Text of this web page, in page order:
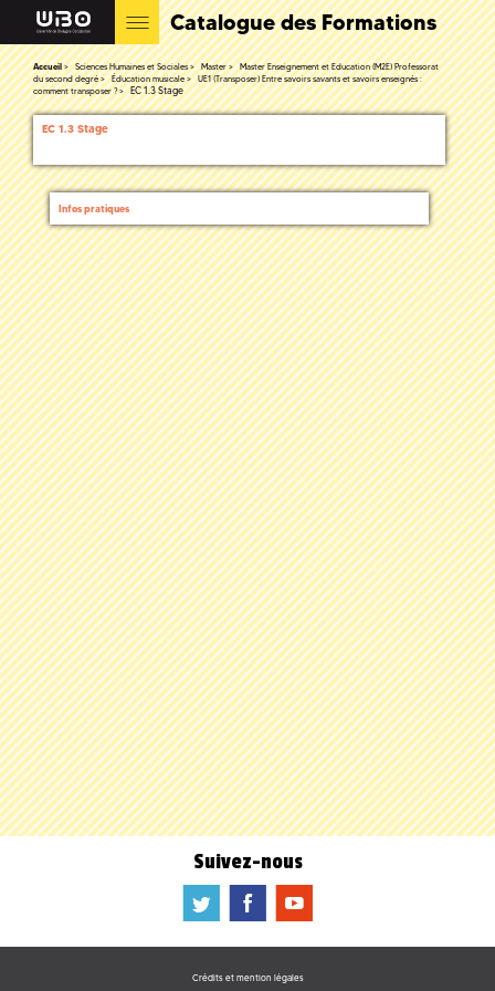
Catalogue des Formations
Accueil Sciences Humaines et Sociales Master
Master Enseignement et Education (M2E) Professorat
du second degré
Éducation musicale
UE1 (Transposer) Entre savoirs savants et savoirs enseignés :
comment transposer ?
EC 1.3 Stage
EC 1.3 Stage
Infos pratiques
Suivez-nous
a b f
Crédits et mention légales